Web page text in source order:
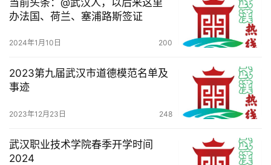
当前头条：@武汉人，以后来这里
办法国、荷兰、塞浦路斯签证
2024年1月10日 200
2023第九届武汉市道德模范名单及
事迹
2023年12月23日 248
武汉职业技术学院春季开学时间
2024